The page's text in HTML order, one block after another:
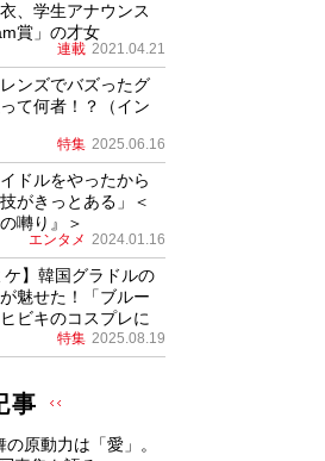
、学生アナウンス
賞」の才女
連載 2021.04.21
ンズでバズったグ
て何者！？（イン
特集 2025.06.16
ドルをやったから
がきっとある」＜
囀り』＞
エンタメ 2024.01.16
ケ】韓国グラドルの
魅せた！「ブルー
ビキのコスプレに
特集 2025.08.19
事
原動力は「愛」。